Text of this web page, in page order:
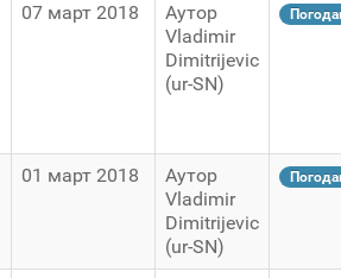
07 март 2018
Аутор
Vladimir
Dimitrijevic
(ur-SN)
01 март 2018
Аутор
Vladimir
Dimitrijevic
(ur-SN)